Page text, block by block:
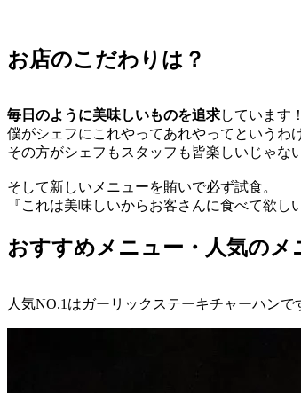
お店のこだわりは？
毎日のように美味しいものを追求しています！
僕がシェフにこれやってあれやってというわ
その方がシェフもスタッフも皆楽しいじゃな
そして新しいメニューを賄いで必ず試食。
『これは美味しいからお客さんに食べて欲し
おすすめメニュー・人気のメ
人気NO.1はガーリックステーキチャーハンで